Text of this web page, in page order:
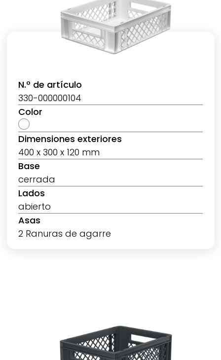
N.º de artículo
330-000000104
Color
Dimensiones exteriores
400 x 300 x 120 mm
Base
cerrada
Lados
abierto
Asas
2 Ranuras de agarre